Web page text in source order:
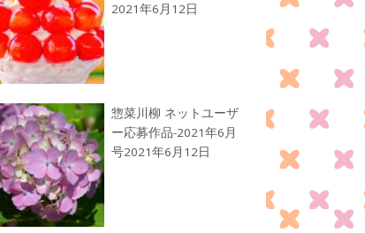
2021年6月12日
惣菜川柳 ネットユーザ
ー応募作品-2021年6月
号2021年6月12日